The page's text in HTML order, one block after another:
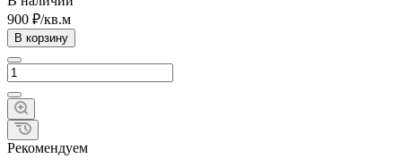
900 ₽/кв.м
В корзину
Рекомендуем